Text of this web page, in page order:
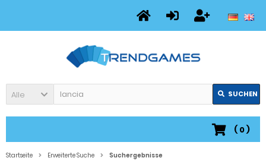
Alle SUCHEN
( 0)
Startseite Erweiterte Suche Suchergebnisse